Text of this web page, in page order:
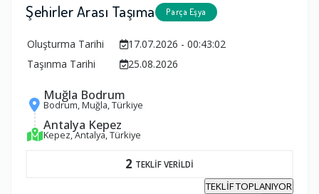
Şehirler Arası Taşıma Parça Eşya
Oluşturma Tarihi
17.07.2026 - 00:43:02
Taşınma Tarihi
25.08.2026
Muğla Bodrum
Bodrum, Muğla, Türkiye
Antalya Kepez
Kepez, Antalya, Türkiye
2 TEKLİF VERİLDİ
TEKLİF TOPLANIYOR